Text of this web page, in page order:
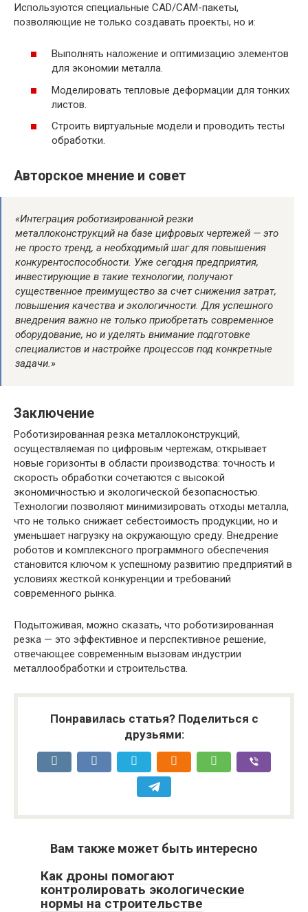
Используются специальные CAD/CAM-пакеты,
позволяющие не только создавать проекты, но и:
Выполнять наложение и оптимизацию элементов
для экономии металла.
Моделировать тепловые деформации для тонких
листов.
Строить виртуальные модели и проводить тесты
обработки.
Авторское мнение и совет
«Интеграция роботизированной резки
металлоконструкций на базе цифровых чертежей — это
не просто тренд, а необходимый шаг для повышения
конкурентоспособности. Уже сегодня предприятия,
инвестирующие в такие технологии, получают
существенное преимущество за счет снижения затрат,
повышения качества и экологичности. Для успешного
внедрения важно не только приобретать современное
оборудование, но и уделять внимание подготовке
специалистов и настройке процессов под конкретные
задачи.»
Заключение
Роботизированная резка металлоконструкций,
осуществляемая по цифровым чертежам, открывает
новые горизонты в области производства: точность и
скорость обработки сочетаются с высокой
экономичностью и экологической безопасностью.
Технологии позволяют минимизировать отходы металла,
что не только снижает себестоимость продукции, но и
уменьшает нагрузку на окружающую среду. Внедрение
роботов и комплексного программного обеспечения
становится ключом к успешному развитию предприятий в
условиях жесткой конкуренции и требований
современного рынка.
Подытоживая, можно сказать, что роботизированная
резка — это эффективное и перспективное решение,
отвечающее современным вызовам индустрии
металлообработки и строительства.
Понравилась статья? Поделиться с
друзьями:
Вам также может быть интересно
Как дроны помогают
контролировать экологические
нормы на строительстве